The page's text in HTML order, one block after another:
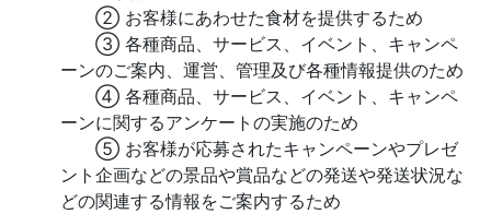
② お客様にあわせた食材を提供するため
③ 各種商品、サービス、イベント、キャンペ
ーンのご案内、運営、管理及び各種情報提供のため
④ 各種商品、サービス、イベント、キャンペ
ーンに関するアンケートの実施のため
⑤ お客様が応募されたキャンペーンやプレゼ
ント企画などの景品や賞品などの発送や発送状況な
どの関連する情報をご案内するため